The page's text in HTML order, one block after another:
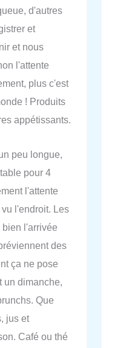
d'autres
et
et nous
l'attente
plus c'est
! Produits
appétissants.
peu longue,
pour 4
l'attente
l'endroit. Les
bien l'arrivée
des
ça ne pose
dimanche,
Que
jus et
Café ou thé